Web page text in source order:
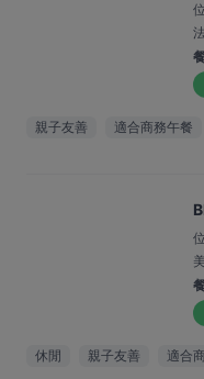
親子友善 適合商務午餐
休閒 親子友善 適合